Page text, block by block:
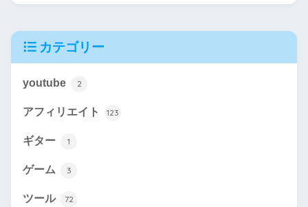
カテゴリー
youtube 2
アフィリエイト 123
ギター 1
ゲーム 3
ツール 72